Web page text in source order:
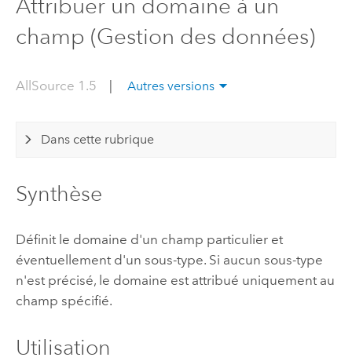
Attribuer un domaine à un
champ (Gestion des données)
AllSource 1.5 Autres versions
Dans cette rubrique
Synthèse
Définit le domaine d'un champ particulier et
éventuellement d'un sous-type. Si aucun sous-type
n'est précisé, le domaine est attribué uniquement au
champ spécifié.
Utilisation